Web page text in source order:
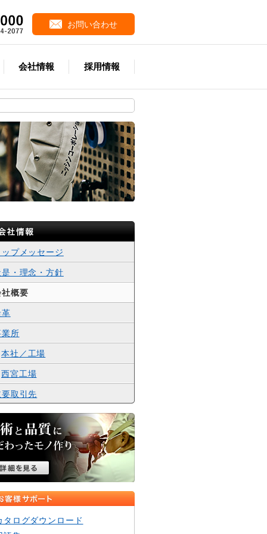
会社情報 採用情報
お問い合わせ
ップメッセージ
・理念・方針
概要
所
本社／工場
西宮工場
要取引先
タログダウンロード